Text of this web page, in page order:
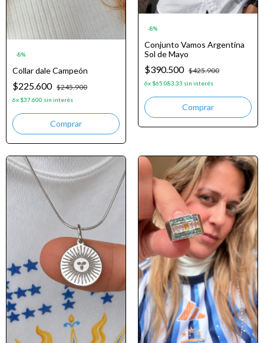
-8%
Collar dale Campeón
$225.600 $245.900
6x $37.600 sin interés
-8%
Conjunto Vamos Argentina
Sol de Mayo
$390.500 $425.900
6x $65.083,33 sin interés